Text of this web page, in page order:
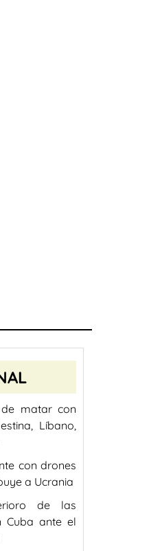
matar con
Líbano,
con drones
a Ucrania
de las
Cuba ante el